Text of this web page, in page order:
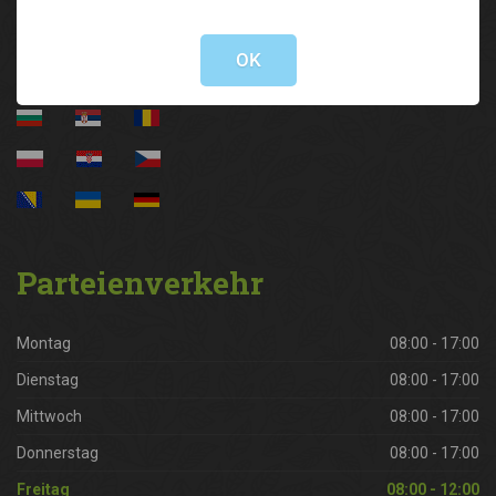
Parteienverkehr
Montag 08:00 - 17:00
Dienstag 08:00 - 17:00
Mittwoch 08:00 - 17:00
Donnerstag 08:00 - 17:00
Freitag 08:00 - 12:00
OK